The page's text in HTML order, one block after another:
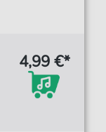
4,99 €*